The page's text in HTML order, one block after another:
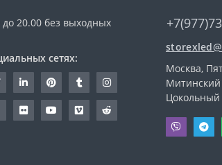
до 20.00 без выходных
сетях:
Москва,
Цокольный